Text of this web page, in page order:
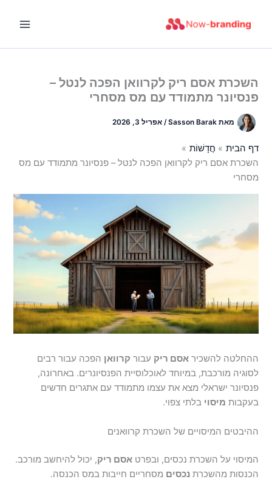
השכרת אסם ריק לקרוואן הפכה לנטל –
פנסיונר מתמודד עם מס מסחרי
מאתSasson Barak
/אפריל 3, 2026
דף הבית
חֲדָשׁוֹת
השכרת אסם ריק לקרוואן הפכה לנטל – פנסיונר מתמודד עם מס
מסחרי
ההחלטה להשכיראסם ריק עבור קרוואן הפכה עבור רבים
לסוגיה מורכבת, במיוחד לאוכלוסיית הפנסיונרים. באחרונה,
פנסיונר ישראלי מצא את עצמו מתמודד עם אתגרים חדשים
בעקבות מיסוי בלתי צפוי.
ההיבטים המיסויים של השכרת קרוואנים
המיסוי על השכרת נכסים, ובפרטאסם ריק, יכול להיחשב מורכב.
הכנסות מהשכרתנכסים מסחריים חייבות במס הכנסה.